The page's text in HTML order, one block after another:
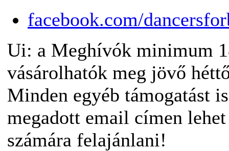
facebook.com/
Ui: a Meghívók minimum
vásárolhatók meg jövő
Minden egyéb támogatást
megadott email címen lehet
számára felajánlani!